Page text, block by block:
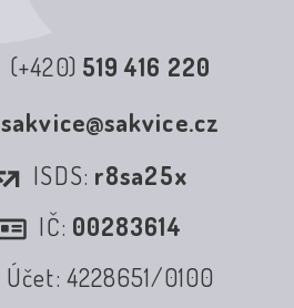
(+420) 519 416 220
sakvice@sakvice.cz
ISDS: r8sa25x
IČ: 00283614
Účet: 4228651/0100